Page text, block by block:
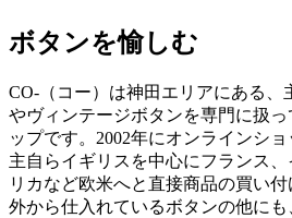
ボタンを愉しむ
CO-（コー）は神田エリアにある、
やヴィンテージボタンを専門に扱
ップです。2002年にオンラインシ
主自らイギリスを中心にフランス
リカなど欧米へと直接商品の買い
外から仕入れているボタンの他に